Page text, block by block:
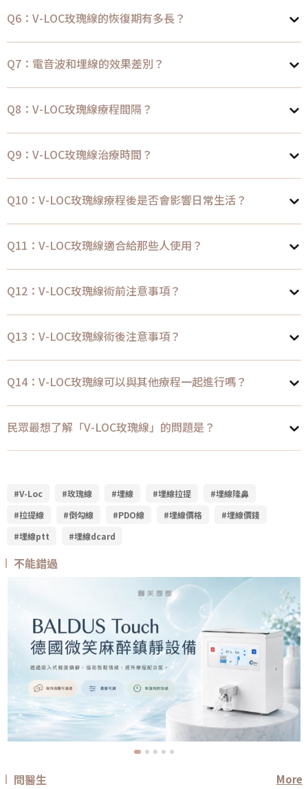
Q6：V-LOC玫瑰線的恢復期有多長？
Q7：電音波和埋線的效果差別？
Q8：V-LOC玫瑰線療程間隔？
Q9：V-LOC玫瑰線治療時間？
Q10：V-LOC玫瑰線療程後是否會影響日常生活？
Q11：V-LOC玫瑰線適合給那些人使用？
Q12：V-LOC玫瑰線術前注意事項？
Q13：V-LOC玫瑰線術後注意事項？
Q14：V-LOC玫瑰線可以與其他療程一起進行嗎？
民眾最想了解「V-LOC玫瑰線」的問題是？
#V-Loc #玫瑰線 #埋線 #埋線拉提
#埋線隆鼻
#拉提線
#倒勾線 #PDO線 #埋線價格
#埋線價錢
#埋線ptt
#埋線dcard
不能錯過
問醫生 More